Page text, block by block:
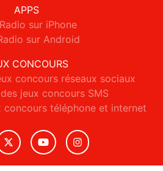
APPS
sur iPhone
sur Android
CONCOURS
concours réseaux sociaux
jeux concours SMS
concours téléphone et internet